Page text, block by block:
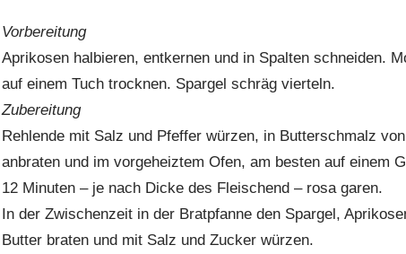
Vorbereitung
Aprikosen halbieren, entkernen und in Spalten schneiden.
auf einem Tuch trocknen. Spargel schräg vierteln.
Zubereitung
Rehlende mit Salz und Pfeffer würzen, in Butterschmalz
anbraten und im vorgeheiztem Ofen, am besten auf einem
12 Minuten – je nach Dicke des Fleischend – rosa garen.
In der Zwischenzeit in der Bratpfanne den Spargel,
Butter braten und mit Salz und Zucker würzen.